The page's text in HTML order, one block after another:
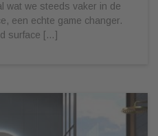
wat we steeds vaker in de
een echte game changer.
surface […]